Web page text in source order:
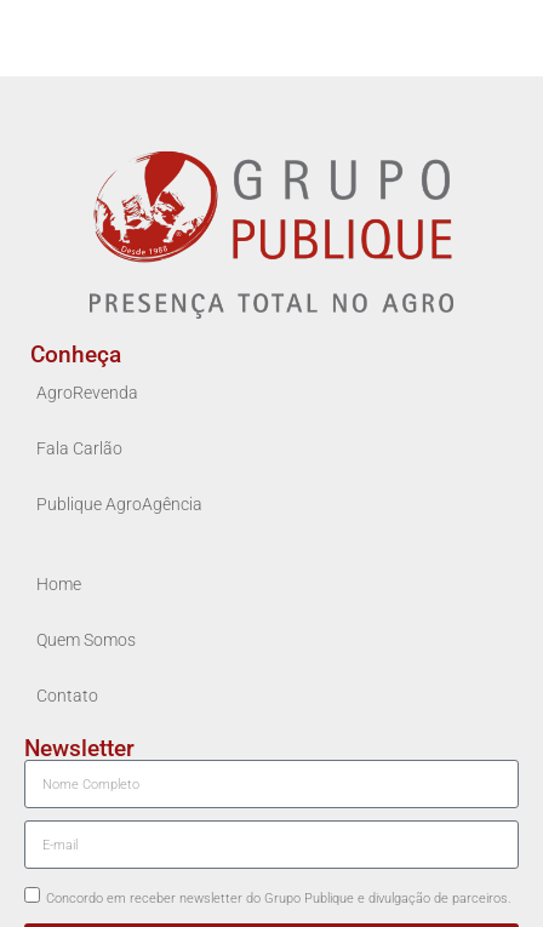
Conheça
AgroRevenda
Fala Carlão
Publique AgroAgência
Home
Quem Somos
Contato
Newsletter
Concordo em receber newsletter do Grupo Publique e divulgação de parceiros.